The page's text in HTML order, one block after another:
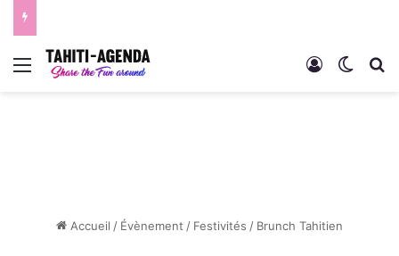
Menu Connexion
Accueil / Évènement / Festivités / Brunch Tahitien